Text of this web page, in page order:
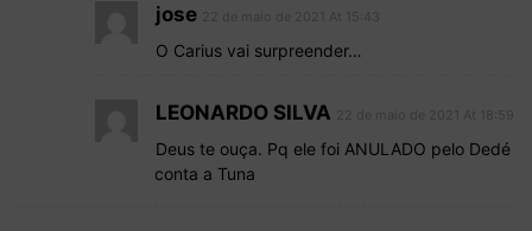
jose
O Carius vai surpreender…
LEONARDO SILVA
Deus te ouça. Pq ele foi ANULADO pelo Dedé
conta a Tuna